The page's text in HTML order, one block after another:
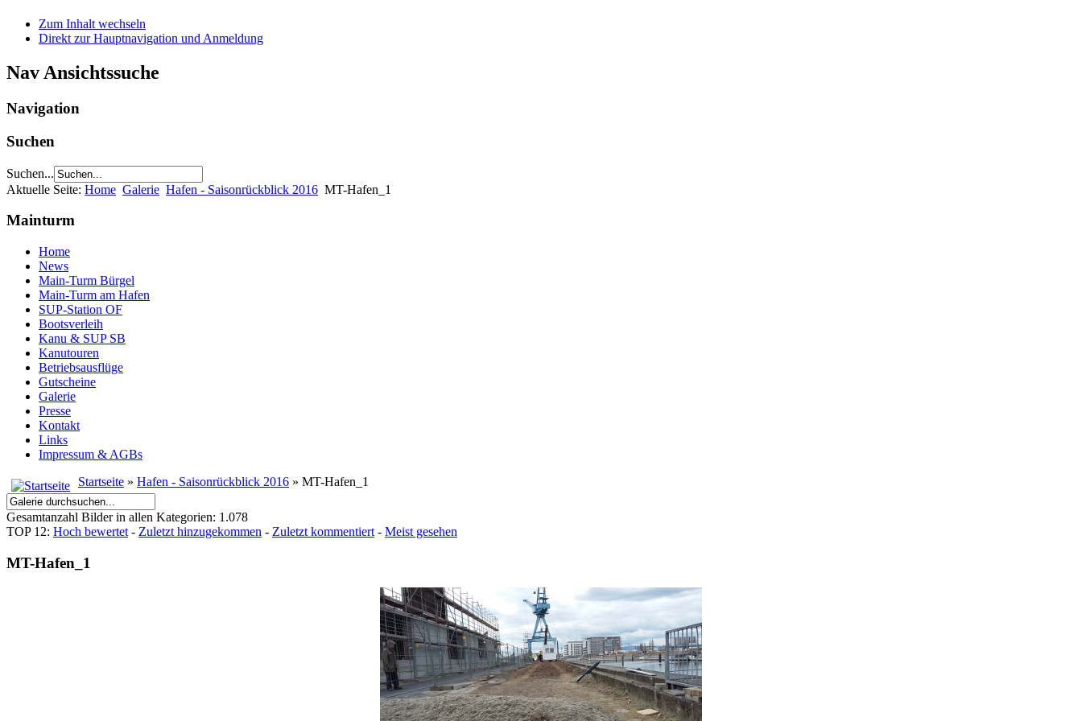
Zum Inhalt wechseln
Direkt zur Hauptnavigation und Anmeldung
Nav Ansichtssuche
Navigation
Suchen
Suchen...
Aktuelle Seite: Home Galerie Hafen - Saisonrückblick 2016 MT-Hafen_1
Mainturm
Home
News
Main-Turm Bürgel
Main-Turm am Hafen
SUP-Station OF
Bootsverleih
Kanu & SUP SB
Kanutouren
Betriebsausflüge
Gutscheine
Galerie
Presse
Kontakt
Links
Impressum & AGBs
Startseite » Hafen - Saisonrückblick 2016 » MT-Hafen_1
Gesamtanzahl Bilder in allen Kategorien: 1.078
TOP 12: Hoch bewertet - Zuletzt hinzugekommen - Zuletzt kommentiert - Meist gesehen
MT-Hafen_1